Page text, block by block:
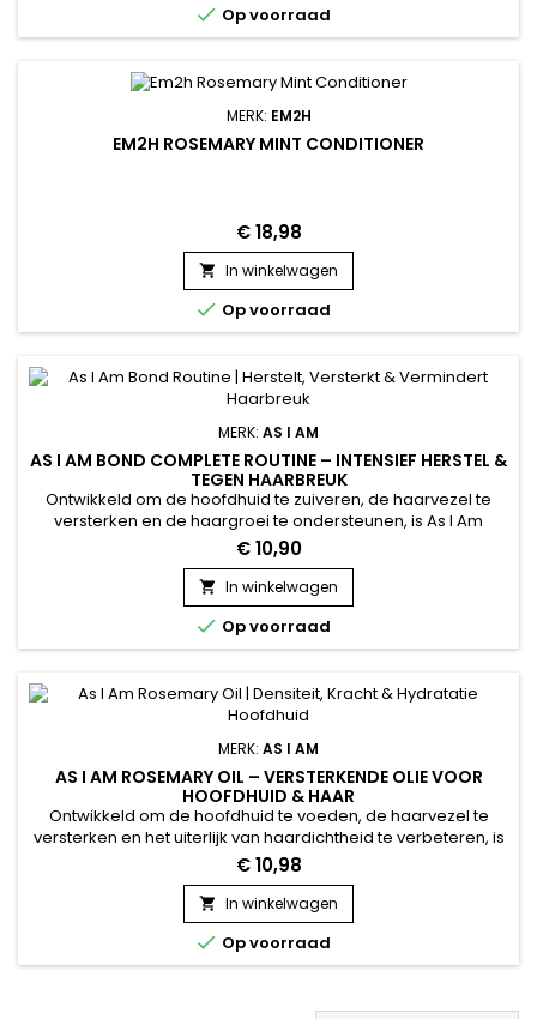
 Op voorraad
MERK: EM2H
EM2H ROSEMARY MINT CONDITIONER
€ 18,98
 In winkelwagen
 Op voorraad
MERK: AS I AM
AS I AM BOND COMPLETE ROUTINE – INTENSIEF HERSTEL &
TEGEN HAARBREUK
Ontwikkeld om de hoofdhuid te zuiveren, de haarvezel te
versterken en de haargroei te ondersteunen, is As I Am
Rosemary Shampoo een versterkende shampoo met
rozemarijn die ideaal is voor fijn, verzwakt of dunner
wordend haar. De formule reinigt mild en stimuleert de
hoofdhuid voor een gezonde basis. Verrijkt met
rozemarijnolie, biotine, Saw...
€ 10,90
 In winkelwagen
 Op voorraad
MERK: AS I AM
AS I AM ROSEMARY OIL – VERSTERKENDE OLIE VOOR
HOOFDHUID & HAAR
Ontwikkeld om de hoofdhuid te voeden, de haarvezel te
versterken en het uiterlijk van haardichtheid te verbeteren, is
As I Am Rosemary Oil een versterkende rozemarijnolie die
ideaal is voor verzwakt of futloos haar. De kalmerende geur
van rozemarijn en pepermunt zorgt voor een frisse sensatie
terwijl zowel de hoofdhuid als de lengtes worden...
€ 10,98
 In winkelwagen
 Op voorraad